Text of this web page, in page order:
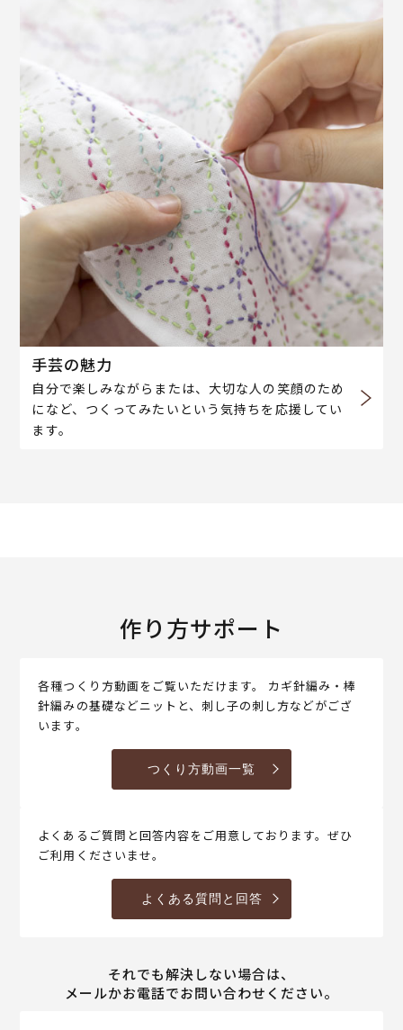
手芸の魅力
自分で楽しみながらまたは、大切な人の笑顔のため
になど、つくってみたいという気持ちを応援してい
ます。
作り方サポート
各種つくり方動画をご覧いただけます。 カギ針編み・棒
針編みの基礎などニットと、刺し子の刺し方などがござ
います。
つくり方動画一覧
よくあるご質問と回答内容をご用意しております。ぜひ
ご利用くださいませ。
よくある質問と回答
それでも解決しない場合は、
メールかお電話でお問い合わせください。